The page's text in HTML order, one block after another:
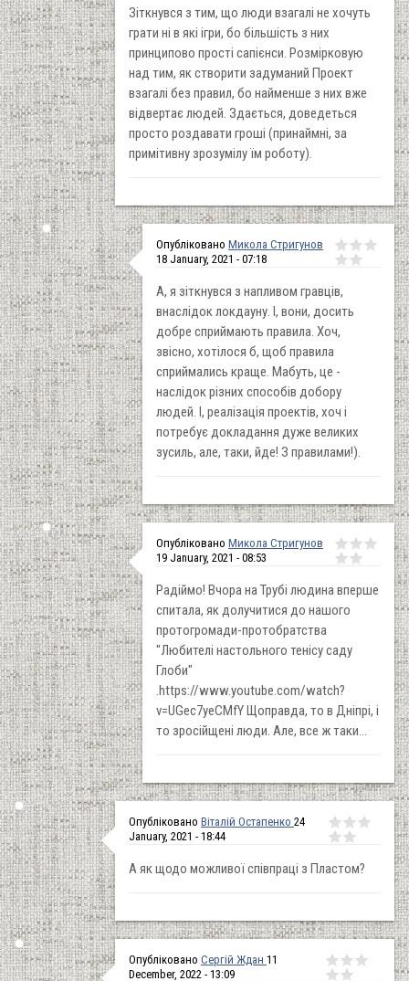
Зіткнувся з тим, що люди взагалі не хочуть
грати ні в які ігри, бо більшість з них
принципово прості сапієнси. Розмірковую
над тим, як створити задуманий Проект
взагалі без правил, бо найменше з них вже
відвертає людей. Здається, доведеться
просто роздавати гроші (принаймні, за
примітивну зрозумілу їм роботу).
Опубліковано Микола Стригунов
18 January, 2021 - 07:18
А, я зіткнувся з напливом гравців,
внаслідок локдауну. І, вони, досить
добре сприймають правила. Хоч,
звісно, хотілося б, щоб правила
сприймались краще. Мабуть, це -
наслідок різних способів добору
людей. І, реалізація проектів, хоч і
потребує докладання дуже великих
зусиль, але, таки, йде! З правилами!).
Опубліковано Микола Стригунов
19 January, 2021 - 08:53
Радіймо! Вчора на Трубі людина вперше
спитала, як долучитися до нашого
протогромади-протобратства
"Любителі настольного тенісу саду
Глоби"
.https://www.youtube.com/watch?
v=UGec7yeCMfY Щоправда, то в Дніпрі, і
то зросійщені люди. Але, все ж таки...
Опубліковано Віталій Остапенко 24
January, 2021 - 18:44
А як щодо можливої співпраці з Пластом?
Опубліковано Сергій Ждан 11
December, 2022 - 13:09